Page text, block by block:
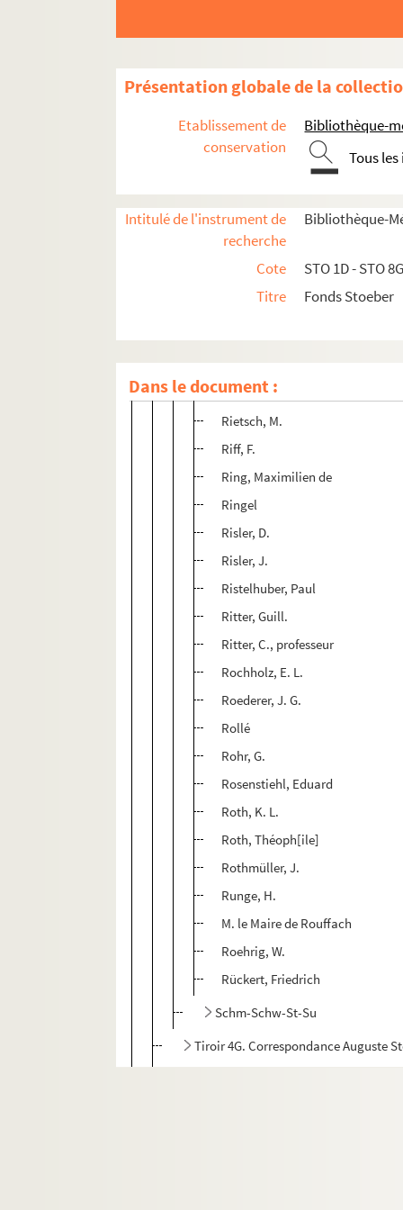
Présentation globale de la
Etablissement de
conservation
Bibliothèque-
Tous
Intitulé de l'instrument de
recherche
Bibliothèque-
Cote
STO 1D - STO
Titre
Fonds Stoeber
Dans le document :
Reiber, Ferd[inand]
Reissenberger, Karl, Dr.
Reithard (Schulinspektor)
Rencker
Rieder, Am.
Rietsch, M.
Riff, F.
Ring, Maximilien de
Ringel
Risler, D.
Risler, J.
Ristelhuber, Paul
Ritter, Guill.
Ritter, C., professeur
Rochholz, E. L.
Roederer, J. G.
Rollé
Rohr, G.
Rosenstiehl, Eduard
Roth, K. L.
Roth, Théoph[ile]
Rothmüller, J.
Runge, H.
M. le Maire de Rouffach
Roehrig, W.
Rückert, Friedrich
Schm-Schw-St-Su
Tiroir 4G. Correspondance Auguste